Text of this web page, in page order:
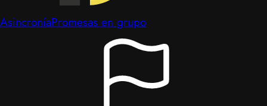
AsincroníaPromesas en grupo